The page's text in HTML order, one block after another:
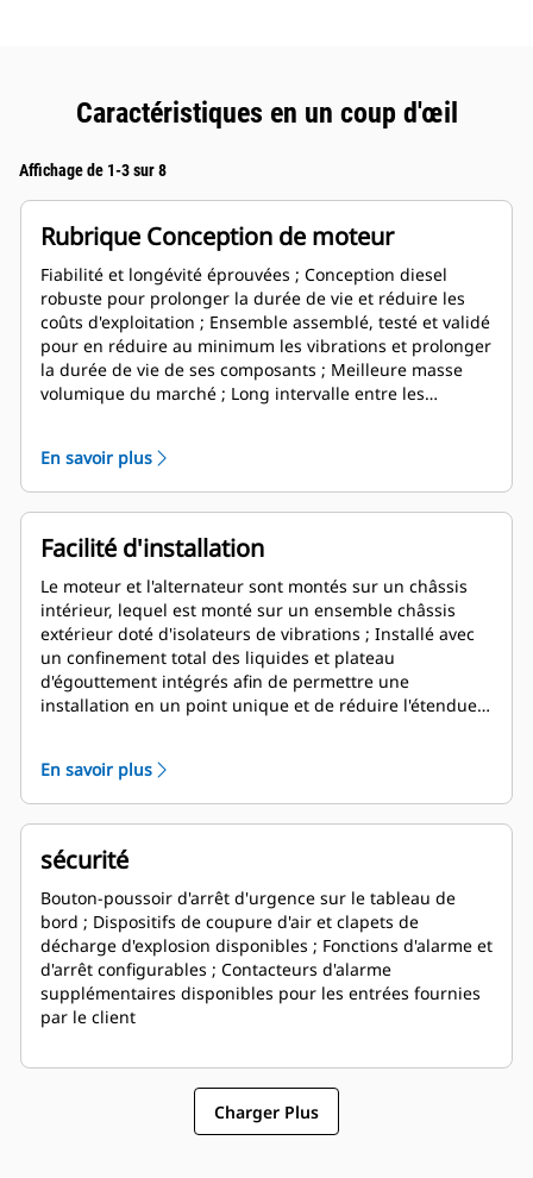
Caractéristiques en un coup d'œil
Affichage de 1-3 sur 8
Rubrique Conception de moteur
Fiabilité et longévité éprouvées ; Conception diesel
robuste pour prolonger la durée de vie et réduire les
coûts d'exploitation ; Ensemble assemblé, testé et validé
pour en réduire au minimum les vibrations et prolonger
la durée de vie de ses composants ; Meilleure masse
volumique du marché ; Long intervalle entre les
pour pouvoir être reconditionnés et réutilisés lors de la
révision générale.
En savoir plus
Facilité d'installation
Le moteur et l'alternateur sont montés sur un châssis
intérieur, lequel est monté sur un ensemble châssis
extérieur doté d'isolateurs de vibrations ; Installé avec
un confinement total des liquides et plateau
d'égouttement intégrés afin de permettre une
installation en un point unique et de réduire l'étendue
En savoir plus
sécurité
Bouton-poussoir d'arrêt d'urgence sur le tableau de
bord ; Dispositifs de coupure d'air et clapets de
décharge d'explosion disponibles ; Fonctions d'alarme et
d'arrêt configurables ; Contacteurs d'alarme
supplémentaires disponibles pour les entrées fournies
par le client
Charger Plus